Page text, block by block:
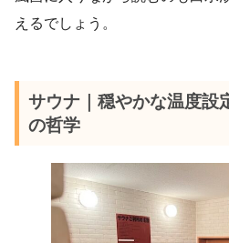
えるでしょう。
サウナ｜穏やかな温度設
の哲学